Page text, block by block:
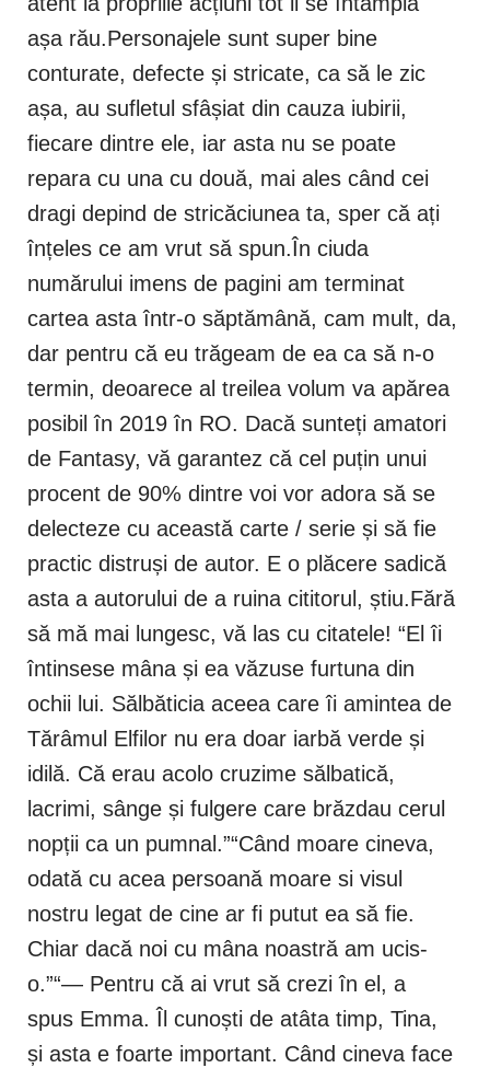
așa rău.Personajele sunt super bine
conturate, defecte și stricate, ca să le zic
așa, au sufletul sfâșiat din cauza iubirii,
fiecare dintre ele, iar asta nu se poate
repara cu una cu două, mai ales când cei
dragi depind de stricăciunea ta, sper că ați
înțeles ce am vrut să spun.În ciuda
numărului imens de pagini am terminat
cartea asta într-o săptămână, cam mult, da,
dar pentru că eu trăgeam de ea ca să n-o
termin, deoarece al treilea volum va apărea
posibil în 2019 în RO. Dacă sunteți amatori
de Fantasy, vă garantez că cel puțin unui
procent de 90% dintre voi vor adora să se
delecteze cu această carte / serie și să fie
practic distruși de autor. E o plăcere sadică
asta a autorului de a ruina cititorul, știu.Fără
să mă mai lungesc, vă las cu citatele! “El îi
întinsese mâna și ea văzuse furtuna din
ochii lui. Sălbăticia aceea care îi amintea de
Tărâmul Elfilor nu era doar iarbă verde și
idilă. Că erau acolo cruzime sălbatică,
lacrimi, sânge și fulgere care brăzdau cerul
nopții ca un pumnal.”“Când moare cineva,
odată cu acea persoană moare si visul
nostru legat de cine ar fi putut ea să fie.
Chiar dacă noi cu mâna noastră am ucis-
o.”“— Pentru că ai vrut să crezi în el, a
spus Emma. Îl cunoști de atâta timp, Tina,
și asta e foarte important. Când cineva face